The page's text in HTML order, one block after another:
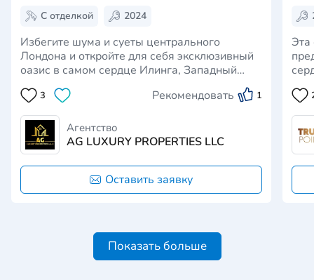
С отделкой 2024
Избегите шума и суеты центрального
Лондона и откройте для себя эксклюзивный
оазис в самом сердце Илинга, Западный
Лондон с Oh So Close.Расположенный всего
в нескольких шагах от живописного парка
Уолпола и безмятежного парка Ламмас, этот
престижный отель предлагает идеальное
сочетание спокойс…
3 Рекомендовать 1
Агентство
AG LUXURY PROPERTIES LLC
Оставить заявку
Эта
1
Показать больше